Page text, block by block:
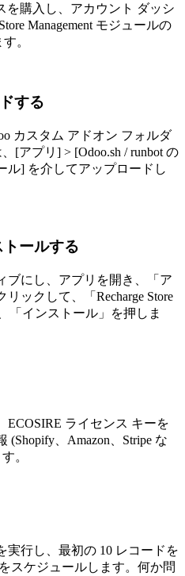
を購入し、アカウント ダッシ
Management モジュールの
。
する
カスタム アドオン フォルダ
[アプリ] > [Odoo.sh / runbot の
ル] を介してアップロードし
ールする
ブにし、アプリを開き、「ア
ックして、「Recharge Store
「インストール」を押しま
ECOSIRE ライセンス キーを
(Shopify、Amazon、Stripe な
。
実行し、最初の 10 レコードを
スケジュールします。何か問